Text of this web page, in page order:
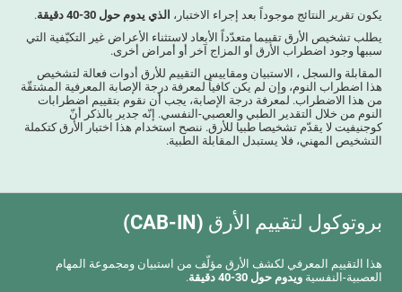
يكون تقرير النتائج موجوداً بعد إجراء الاختبار، الذي يدوم حول 30-40 دقيقة
.
يطلب تشخيص الأرق تقييما متعدّداً الأبعاد لاستثناء الأعراض غير التكيّفية التي
سببها وجود اضطراب الأرق أو المزاج آخر أو أمراض أخرى.
المقابلة والسجل ، الاستبيان ومقاييس التقييم للأرق أدوات فعالة لتشخيص
هذا اضطراب النوم، وإن لم يكن كافياً لمعرفة درجة الإصابة المعرفية المشتقّة
من هذا الاضطراب. لمعرفة درجة الإصابة، يجب أن نقوم بتقييم اضطرابات
النوم من خلال التقدير الطبي والعصبي-النفسي. إنّه جدير بالذكر أنّ
كوجنيفيت لا يقدّم تشخيصا طبيا للأرق. ننصح استخدام هذا اختبار الأرق كتكملة
التشخيص المهني، فلا يستبدل المقابلة الطبية.
بروتوكول لتقييم الأرق (CAB-IN)
هذا التقييم المعرفي لكشف الأرق مؤلّف من استبيان ومجموعة المهام
العصبية-النفسيةويدوم حول 30-40 دقيقة
.